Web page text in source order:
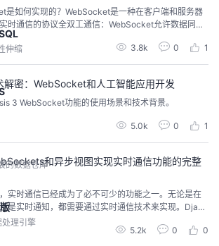
伸缩
的数据仓库
理引擎
是如何实现的？WebSocket是一种在客户端和服务器
时通信的协议全双工通信：WebSocket允许数据同时
信，无需像HTTP等待请求和响应的循环单个TCP连
方可在持久连接上交换任意数量的数据包，减少网络
：WebSocket连接初始化时，通过HTTP协议进行一
3.8k 0 1
密：WebSocket和人工智能应用开发
3 WebSocket功能的使用场景和技术背景。
5.0k 0 1
和异步视图实现实时通信功能的完整
实时通信已经成为了必不可少的功能之一。无论是在
是实时通知，都需要通过实时通信技术来实现。Djang
，提供了许多工具来构建各种类型的Web应用程序，
统的请求-响应模式显然无法满足需求。在这篇文章
5.2k 0 0